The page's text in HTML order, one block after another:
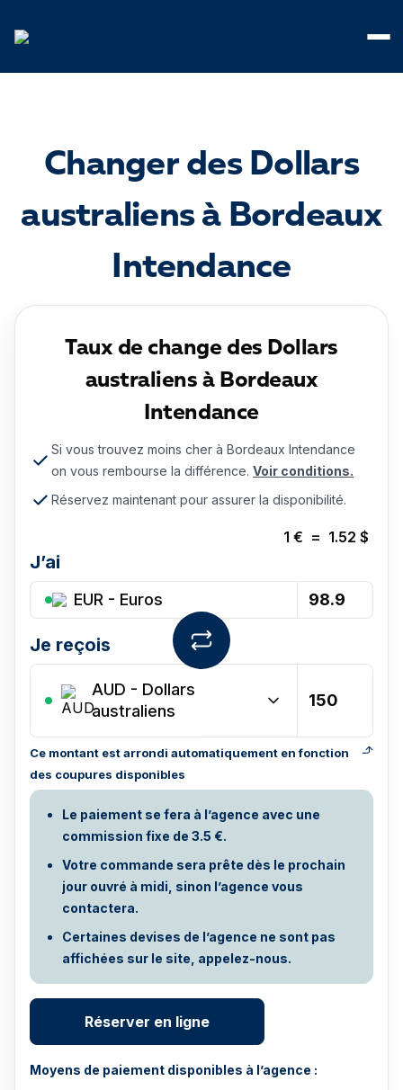
Changer des Dollars
australiens à Bordeaux
Intendance
Taux de change des Dollars
australiens à Bordeaux
Intendance
Si vous trouvez moins cher à Bordeaux Intendance
on vous rembourse la différence. Voir conditions.
Réservez maintenant pour assurer la disponibilité.
1 € = 1.52 $
J’ai
EUR - Euros
Je reçois
AUD - Dollars
australiens
Ce montant est arrondi automatiquement en fonction
des coupures disponibles
Le paiement se fera à l’agence avec une
commission fixe de 3.5 €.
Votre commande sera prête dès le prochain
jour ouvré à midi, sinon l’agence vous
contactera.
Certaines devises de l’agence ne sont pas
affichées sur le site, appelez-nous.
Réserver en ligne
Moyens de paiement disponibles à l’agence :